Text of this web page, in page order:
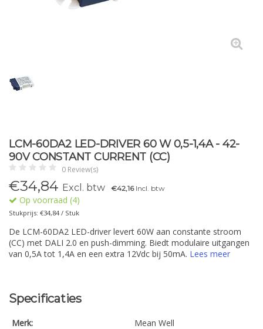
LCM-60DA2 LED-DRIVER 60 W 0,5-1,4A - 42-
90V CONSTANT CURRENT (CC)
0 Review(s)
€34,84 Excl. btw €42,16Incl. btw
Op voorraad (4)
Stukprijs: €34,84 / Stuk
De LCM-60DA2 LED-driver levert 60W aan constante stroom
(CC) met DALI 2.0 en push-dimming. Biedt modulaire uitgangen
van 0,5A tot 1,4A en een extra 12Vdc bij 50mA. Lees meer
Specificaties
Merk:
Mean Well